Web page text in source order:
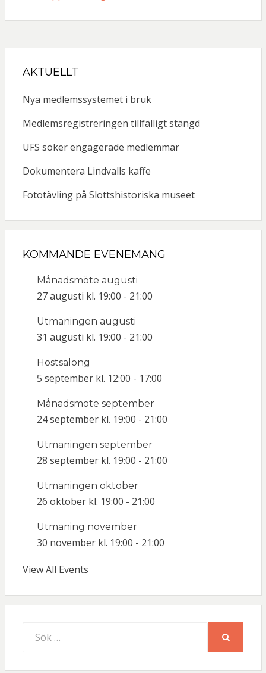
AKTUELLT
Nya medlemssystemet i bruk
Medlemsregistreringen tillfälligt stängd
UFS söker engagerade medlemmar
Dokumentera Lindvalls kaffe
Fototävling på Slottshistoriska museet
KOMMANDE EVENEMANG
Månadsmöte augusti
27 augusti kl. 19:00 - 21:00
Utmaningen augusti
31 augusti kl. 19:00 - 21:00
Höstsalong
5 september kl. 12:00 - 17:00
Månadsmöte september
24 september kl. 19:00 - 21:00
Utmaningen september
28 september kl. 19:00 - 21:00
Utmaningen oktober
26 oktober kl. 19:00 - 21:00
Utmaning november
30 november kl. 19:00 - 21:00
View All Events
efter: